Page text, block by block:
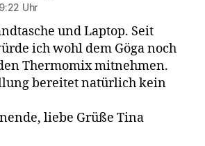
Uhr
und Laptop. Seit
ich wohl dem Göga noch
Thermomix mitnehmen.
bereitet natürlich kein
liebe Grüße Tina